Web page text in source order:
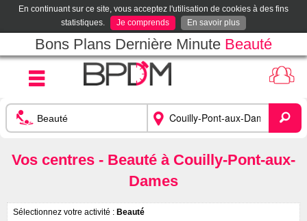
En continuant sur ce site, vous acceptez l'utilisation de cookies à des fins
statistiques.
Je comprends En savoir plus
Bons Plans Dernière Minute Beauté
Vos centres - Beauté à Couilly-Pont-aux-
Dames
Sélectionnez votre activité : Beauté